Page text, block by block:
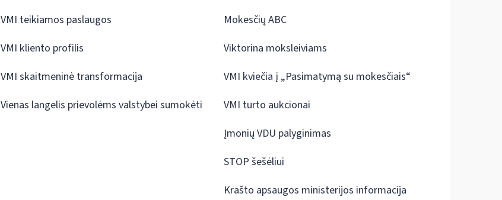
VMI teikiamos paslaugos
VMI kliento profilis
VMI skaitmeninė transformacija
Vienas langelis prievolėms valstybei sumokėti
Mokesčių ABC
Viktorina moksleiviams
VMI kviečia į „Pasimatymą su mokesčiais“
VMI turto aukcionai
Įmonių VDU palyginimas
STOP šešėliui
Krašto apsaugos ministerijos informacija